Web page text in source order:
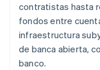
contratistas hasta
fondos entre
infraestructura
de banca abierta,
banco.